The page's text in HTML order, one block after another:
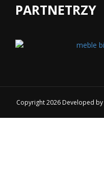
PARTNETRZY
Copyright 2026 Developed by